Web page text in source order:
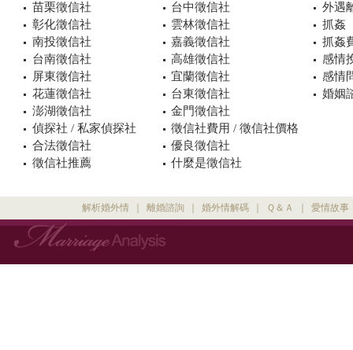
苗栗徵信社
台中徵信社
彰化徵信社
雲林徵信社
南投徵信社
嘉義徵信社
台南徵信社
高雄徵信社
屏東徵信社
宜蘭徵信社
花蓮徵信社
台東徵信社
澎湖徵信社
金門徵信社
偵探社 / 私家偵探社
徵信社費用 / 徵信社價格
合法徵信社
優良徵信社
徵信社推薦
什麼是徵信社
外遇
抓姦
抓姦
感情
感情
婚姻
解析婚外情 離婚諮詢 婚外情解碼 Ｑ＆Ａ 愛情故事